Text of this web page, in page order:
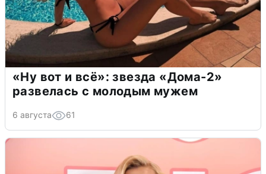
«Ну вот и всё»: звезда «Дома-2»
развелась с молодым мужем
6 августа 61